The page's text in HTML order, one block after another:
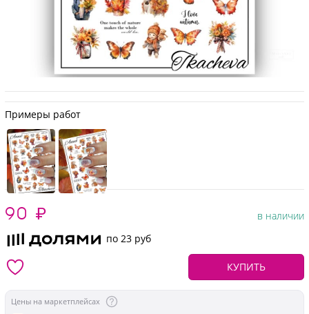
Примеры работ
90 ₽
в наличии
по 23 руб
КУПИТЬ
Цены на маркетплейсах